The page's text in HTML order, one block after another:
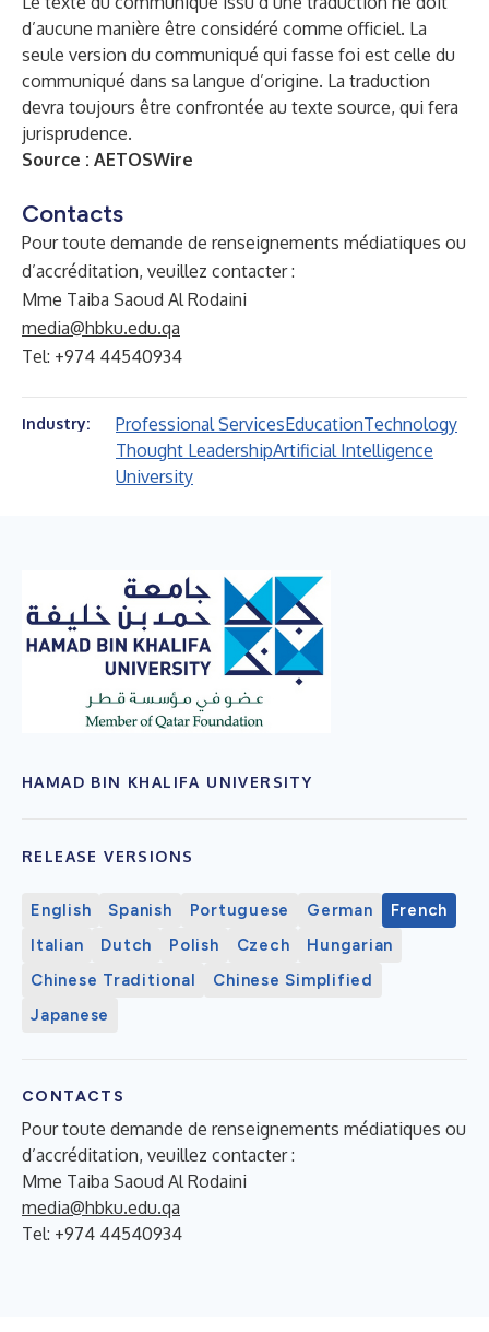
d’aucune manière être considéré comme officiel. La
seule version du communiqué qui fasse foi est celle du
communiqué dans sa langue d’origine. La traduction
devra toujours être confrontée au texte source, qui fera
jurisprudence.
Source : AETOSWire
Contacts
Pour toute demande de renseignements médiatiques ou
d’accréditation, veuillez contacter :
Mme Taiba Saoud Al Rodaini
media@hbku.edu.qa
Tel: +974 44540934
Industry: Professional ServicesEducationTechnology
Thought LeadershipArtificial Intelligence
University
HAMAD BIN KHALIFA UNIVERSITY
RELEASE VERSIONS
English Spanish Portuguese German
French
Italian
Dutch Polish Czech
Hungarian
Chinese Traditional
Chinese Simplified
Japanese
CONTACTS
Pour toute demande de renseignements médiatiques ou
d’accréditation, veuillez contacter :
Mme Taiba Saoud Al Rodaini
media@hbku.edu.qa
Tel: +974 44540934